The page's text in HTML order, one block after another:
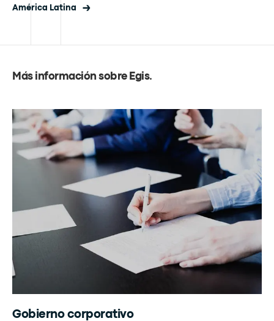
América Latina
Más información sobre Egis.
Gobierno corporativo